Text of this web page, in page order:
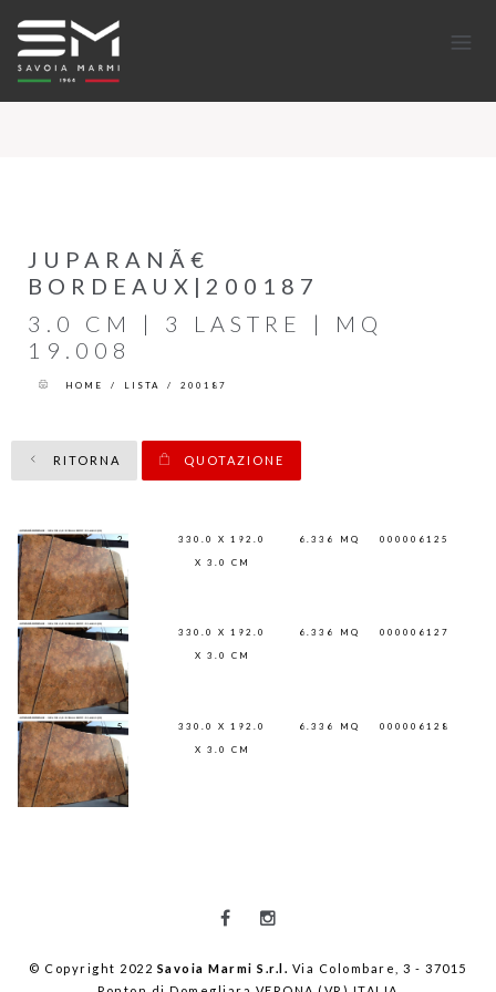
JUPARANÃ€
BORDEAUX|200187
3.0 CM | 3 LASTRE | MQ
19.008
HOME / LISTA / 200187
RITORNA QUOTAZIONE
2 330.0 X 192.0
X 3.0 CM
6.336 MQ 000006125
4 330.0 X 192.0
X 3.0 CM
6.336 MQ 000006127
5 330.0 X 192.0
X 3.0 CM
6.336 MQ 000006128
© Copyright 2022 Savoia Marmi S.r.l. Via Colombare, 3 - 37015